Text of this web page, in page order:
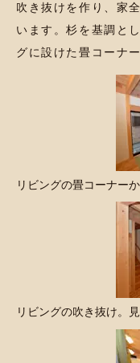
吹き抜けを作り、家
います。杉を基調と
グに設けた畳コーナ
リビングの畳コーナー
リビングの吹き抜け。